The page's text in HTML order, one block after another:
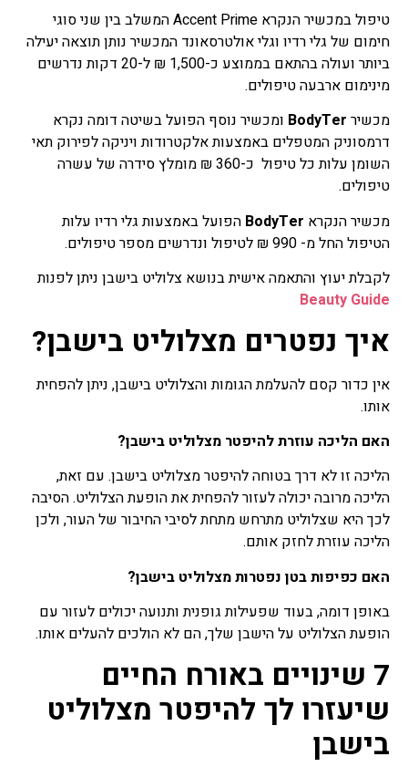
טיפול במכשיר הנקרא Accent Prime המשלב בין שני סוגי
חימום של גלי רדיו וגלי אולטרסאונד המכשיר נותן תוצאה יעילה
ביותר ועולה בהתאם בממוצע כ-1,500 ₪ ל-20 דקות נדרשים
מינימום ארבעה טיפולים.
מכשיר BodyTer ומכשיר נוסף הפועל בשיטה דומה נקרא
דרמסוניק המטפלים באמצעות אלקטרודות ויניקה לפירוק תאי
השומן עלות כל טיפול כ-360 ₪ מומלץ סידרה של עשרה
טיפולים.
מכשיר הנקרא BodyTer הפועל באמצעות גלי רדיו עלות
הטיפול החל מ- 990 ₪ לטיפול ונדרשים מספר טיפולים.
לקבלת יעוץ והתאמה אישית בנושא צלוליט בישבן ניתן לפנות
Beauty Guide
איך נפטרים מצלוליט בישבן?
אין כדור קסם להעלמת הגומות והצלוליט בישבן, ניתן להפחית
אותו.
האם הליכה עוזרת להיפטר מצלוליט בישבן?
הליכה זו לא דרך בטוחה להיפטר מצלוליט בישבן. עם זאת,
הליכה מרובה יכולה לעזור להפחית את הופעת הצלוליט. הסיבה
לכך היא שצלוליט מתרחש מתחת לסיבי החיבור של העור, ולכן
הליכה עוזרת לחזק אותם.
האם כפיפות בטן נפטרות מצלוליט בישבן?
באופן דומה, בעוד שפעילות גופנית ותנועה יכולים לעזור עם
הופעת הצלוליט על הישבן שלך, הם לא הולכים להעלים אותו.
7 שינויים באורח החיים
שיעזרו לך להיפטר מצלוליט
בישבן